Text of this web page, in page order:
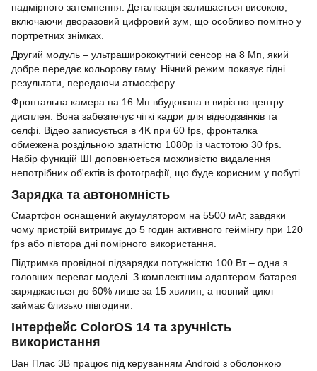
надмірного затемнення. Деталізація залишається високою,
включаючи дворазовий цифровий зум, що особливо помітно у
портретних знімках.
Другий модуль – ультраширококутний сенсор на 8 Мп, який
добре передає кольорову гаму. Нічний режим показує гідні
результати, передаючи атмосферу.
Фронтальна камера на 16 Мп вбудована в виріз по центру
дисплея. Вона забезпечує чіткі кадри для відеодзвінків та
селфі. Відео записується в 4K при 60 fps, фронталка
обмежена роздільною здатністю 1080p із частотою 30 fps.
Набір функцій ШІ доповнюється можливістю видалення
непотрібних об'єктів із фотографії, що буде корисним у побуті.
Зарядка та автономність
Смартфон оснащений акумулятором на 5500 мАг, завдяки
чому пристрій витримує до 5 годин активного геймінгу при 120
fps або півтора дні помірного використання.
Підтримка провідної підзарядки потужністю 100 Вт – одна з
головних переваг моделі. З комплектним адаптером батарея
заряджається до 60% лише за 15 хвилин, а повний цикл
займає близько півгодини.
Інтерфейс ColorOS 14 та зручність
використання
Ван Плас 3В працює під керуванням Android з оболонкою